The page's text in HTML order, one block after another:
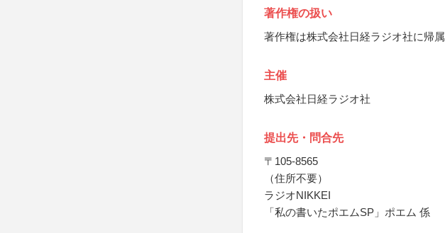
著作権の扱い
著作権は株式会社日経ラジオ社に帰属
主催
株式会社日経ラジオ社
提出先・問合先
〒105-8565
（住所不要）
ラジオNIKKEI
「私の書いたポエムSP」ポエム 係